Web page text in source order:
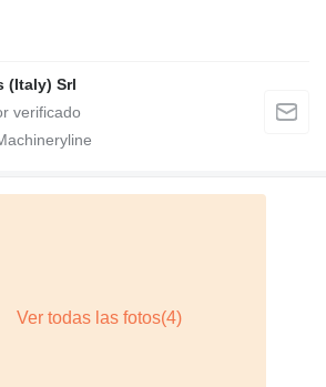
(Italy) Srl